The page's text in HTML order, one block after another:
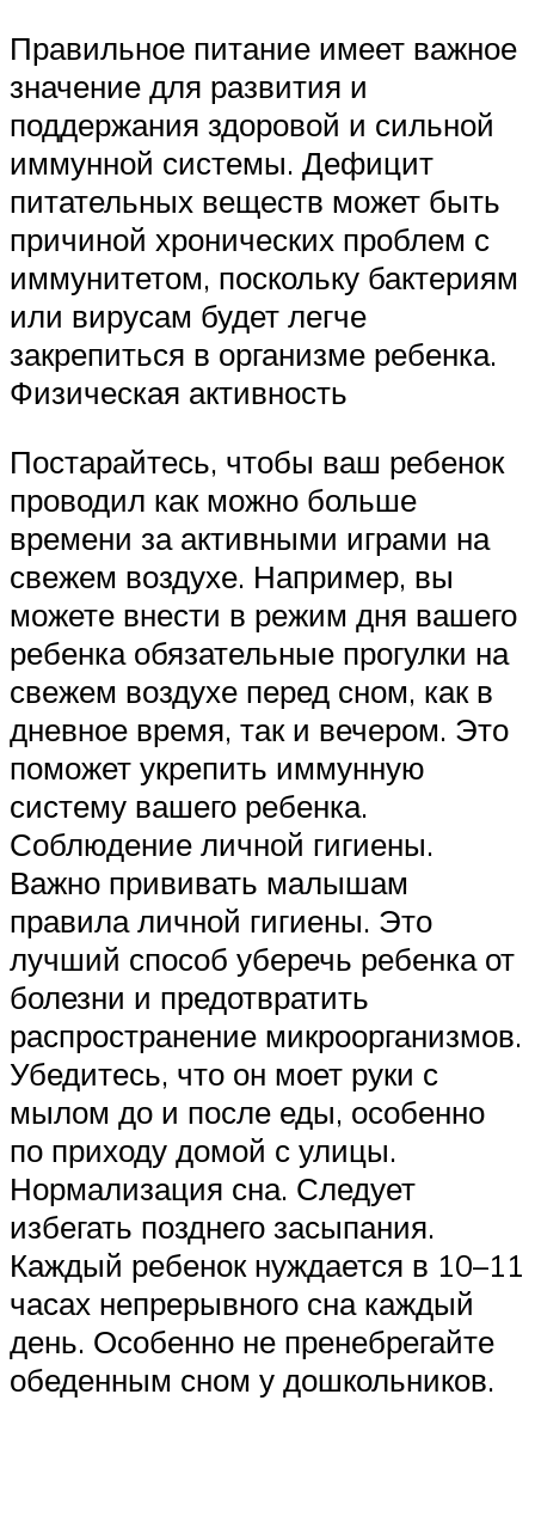
Правильное питание имеет важное
значение для развития и
поддержания здоровой и сильной
иммунной системы. Дефицит
питательных веществ может быть
причиной хронических проблем с
иммунитетом, поскольку бактериям
или вирусам будет легче
закрепиться в организме ребенка.
Физическая активность
Постарайтесь, чтобы ваш ребенок
проводил как можно больше
времени за активными играми на
свежем воздухе. Например, вы
можете внести в режим дня вашего
ребенка обязательные прогулки на
свежем воздухе перед сном, как в
дневное время, так и вечером. Это
поможет укрепить иммунную
систему вашего ребенка.
Соблюдение личной гигиены.
Важно прививать малышам
правила личной гигиены. Это
лучший способ уберечь ребенка от
болезни и предотвратить
распространение микроорганизмов.
Убедитесь, что он моет руки с
мылом до и после еды, особенно
по приходу домой с улицы.
Нормализация сна. Следует
избегать позднего засыпания.
Каждый ребенок нуждается в 10–11
часах непрерывного сна каждый
день. Особенно не пренебрегайте
обеденным сном у дошкольников.